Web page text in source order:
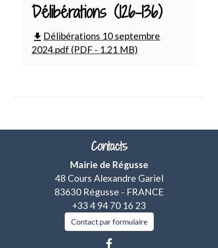
Délibérations (126-136)
file_download Délibérations 10 septembre
2024.pdf (PDF - 1.21 MB)
Contacts
Mairie de Régusse
48 Cours Alexandre Gariel
83630 Régusse - FRANCE
+33 4 94 70 16 23
Contact par formulaire